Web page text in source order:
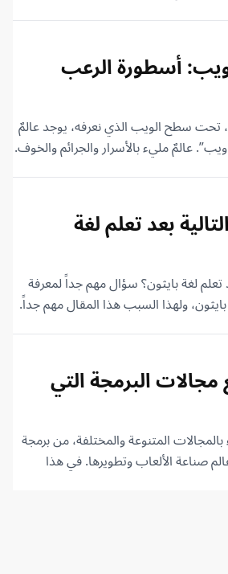
أسطورة الرعب
تحت سطح الويب الذي نعرفه، يوجد عالمٌ
عالمٌ مليء بالأسرار والجرائم والخوف.
لا أحد يعرف هويتها، لكنها سيطرت
اسمه: فرعون الدارك ويب.
بعد تعلم لغة
تعلم لغة بايثون؟ سؤال مهم جداً لمعرفة
ولهذا السبب هذا المقال مهم جداً.
البرمجة التي
بالمجالات المتنوعة والمختلفة، من برمجة
صناعة الألعاب وتطويرها. في هذا